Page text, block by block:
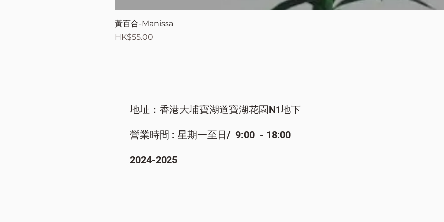
黃百合-Manissa
價格
HK$55.00
地址：香港大埔寶湖道寶湖花園N1地下
營業時間 : 星期一至日/ 9:00 - 18:00​
​2024-2025